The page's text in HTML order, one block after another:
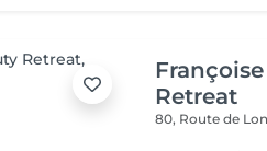
Retreat
80, Route de